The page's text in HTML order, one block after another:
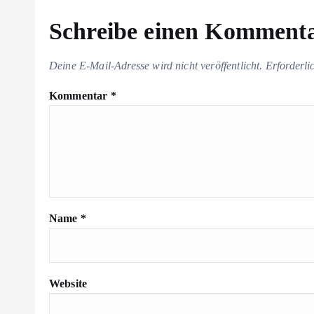
Schreibe einen
Deine E-Mail-Adresse wird nicht veröffentlicht.
Kommentar *
Name *
Website